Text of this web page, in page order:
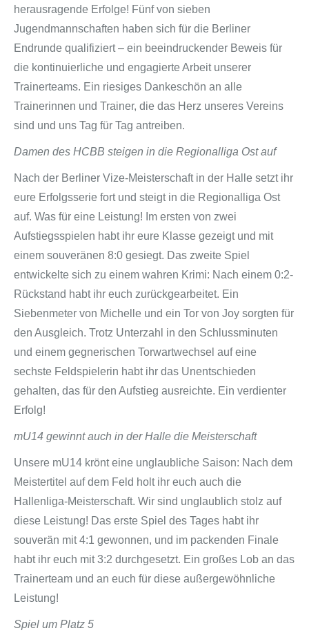
herausragende Erfolge! Fünf von sieben
Jugendmannschaften haben sich für die Berliner
Endrunde qualifiziert – ein beeindruckender Beweis für
die kontinuierliche und engagierte Arbeit unserer
Trainerteams. Ein riesiges Dankeschön an alle
Trainerinnen und Trainer, die das Herz unseres Vereins
sind und uns Tag für Tag antreiben.
Damen des HCBB steigen in die Regionalliga Ost auf
Nach der Berliner Vize-Meisterschaft in der Halle setzt ihr
eure Erfolgsserie fort und steigt in die Regionalliga Ost
auf. Was für eine Leistung! Im ersten von zwei
Aufstiegsspielen habt ihr eure Klasse gezeigt und mit
einem souveränen 8:0 gesiegt. Das zweite Spiel
entwickelte sich zu einem wahren Krimi: Nach einem 0:2-
Rückstand habt ihr euch zurückgearbeitet. Ein
Siebenmeter von Michelle und ein Tor von Joy sorgten für
den Ausgleich. Trotz Unterzahl in den Schlussminuten
und einem gegnerischen Torwartwechsel auf eine
sechste Feldspielerin habt ihr das Unentschieden
gehalten, das für den Aufstieg ausreichte. Ein verdienter
Erfolg!
mU14 gewinnt auch in der Halle die Meisterschaft
Unsere mU14 krönt eine unglaubliche Saison: Nach dem
Meistertitel auf dem Feld holt ihr euch auch die
Hallenliga-Meisterschaft. Wir sind unglaublich stolz auf
diese Leistung! Das erste Spiel des Tages habt ihr
souverän mit 4:1 gewonnen, und im packenden Finale
habt ihr euch mit 3:2 durchgesetzt. Ein großes Lob an das
Trainerteam und an euch für diese außergewöhnliche
Leistung!
Spiel um Platz 5